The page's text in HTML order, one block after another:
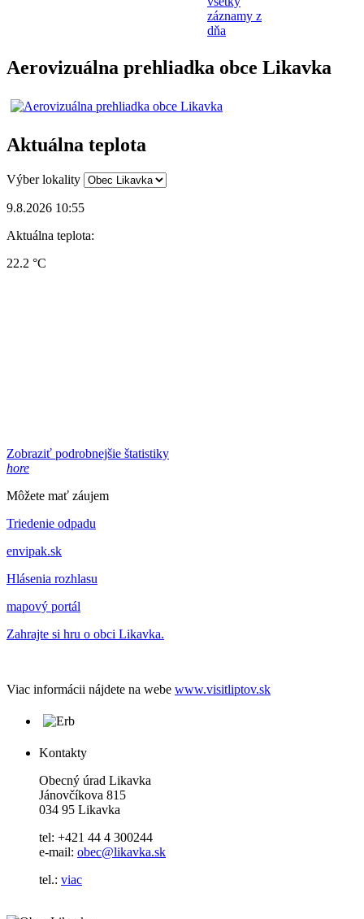
záznamy z
dňa
Aerovizuálna prehliadka obce Likavka
Aktuálna teplota
Výber lokality
9.8.2026 10:55
Aktuálna teplota:
22.2 °C
Zobraziť podrobnejšie štatistiky
hore
Môžete mať záujem
Triedenie odpadu
envipak.sk
Hlásenia rozhlasu
mapový portál
Zahrajte si hru o obci Likavka.
Viac informácii nájdete na webe www.visitliptov.sk
Kontakty
Obecný úrad Likavka
Jánovčíkova 815
034 95 Likavka
tel: +421 44 4 300244
e-mail: obec@likavka.sk
tel.: viac